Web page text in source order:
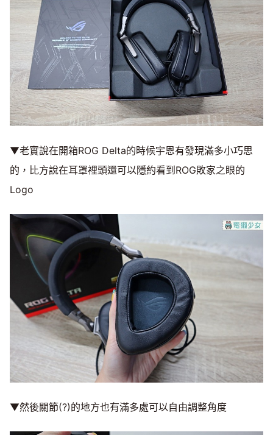
▼老實說在開箱ROG Delta的時候宇恩有發現滿多小巧思
的，比方說在耳罩裡頭還可以隱約看到ROG敗家之眼的
Logo
▼然後關節(?)的地方也有滿多處可以自由調整角度